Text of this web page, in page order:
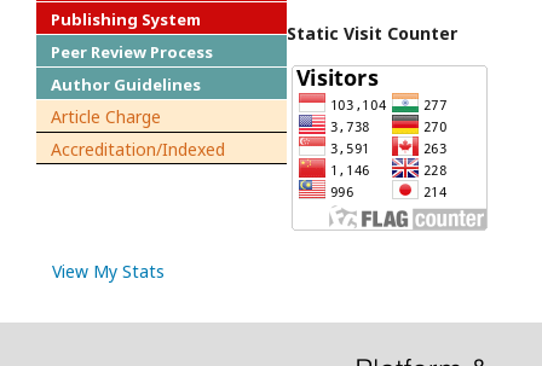
Publishing System
Peer Review Process
Author Guidelines
Article Charge
Accreditation/Indexed
Static Visit Counter
View My Stats